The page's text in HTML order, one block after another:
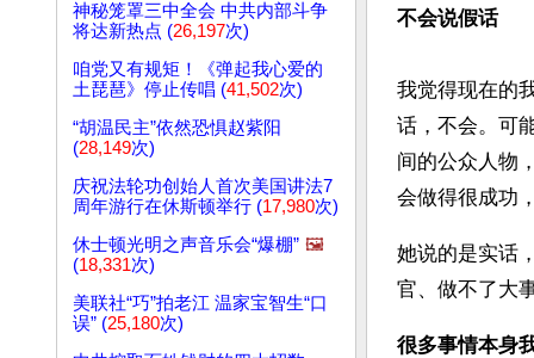
神秘笼罩三中全会 中共内部斗争
将达新热点 (26,197次)
咱党又有规矩！《弹起我心爱的
土琵琶》停止传唱 (41,502次)
“胡温民主”依然恐惧赵紫阳
(28,149次)
庆祝法轮功创始人首次美国讲法7
周年游行在休斯顿举行 (17,980次)
休士顿光明之声音乐会“爆棚” 🖼️
(18,331次)
美联社“巧”拍老江 温家宝智生“口
误” (25,180次)
不会说假话
我觉得现在的
话，不会。可
间的公众人物
会做得很成功
她说的是实话
官、做不了大
很多事情本身